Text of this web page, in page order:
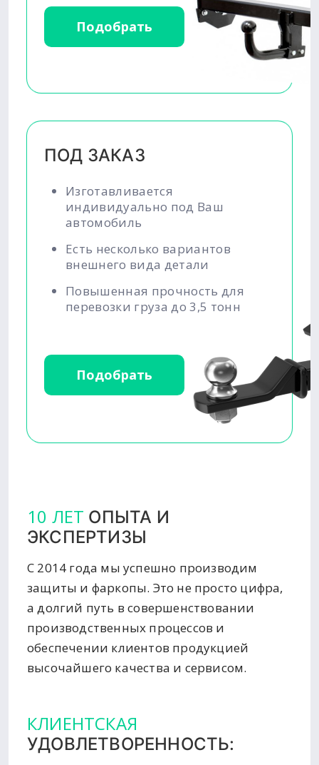
Подобрать
ПОД ЗАКАЗ
Изготавливается
индивидуально под Ваш
автомобиль
Есть несколько вариантов
внешнего вида детали
Повышенная прочность для
перевозки груза до 3,5 тонн
Подобрать
10 ЛЕТ ОПЫТА И
ЭКСПЕРТИЗЫ
С 2014 года мы успешно производим
защиты и фаркопы. Это не просто цифра,
а долгий путь в совершенствовании
производственных процессов и
обеспечении клиентов продукцией
высочайшего качества и сервисом.
КЛИЕНТСКАЯ
УДОВЛЕТВОРЕННОСТЬ: